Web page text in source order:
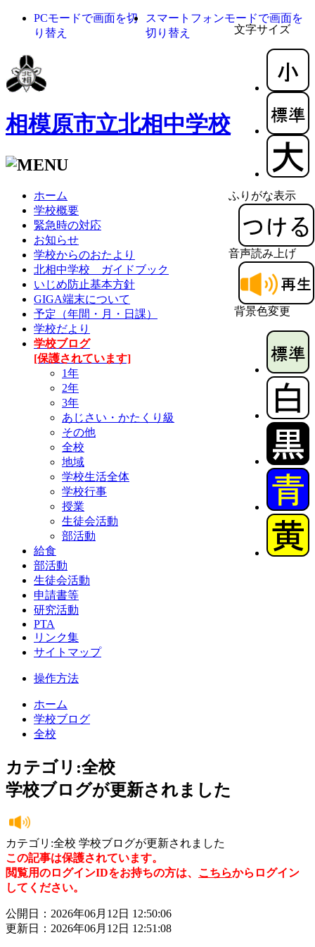
文字サイズ
ふりがな表示
音声読み上げ
背景色変更
PCモードで画面を切
り替え
スマートフォンモードで画面を
切り替え
相模原市立北相中学校
ホーム
学校概要
緊急時の対応
お知らせ
学校からのおたより
北相中学校 ガイドブック
いじめ防止基本方針
GIGA端末について
予定（年間・月・日課）
学校だより
学校ブログ
[保護されています]
1年
2年
3年
あじさい・かたくり級
その他
全校
地域
学校生活全体
学校行事
授業
生徒会活動
部活動
給食
部活動
生徒会活動
申請書等
研究活動
PTA
リンク集
サイトマップ
操作方法
ホーム
学校ブログ
全校
カテゴリ:全校
学校ブログが更新されました
カテゴリ:全校 学校ブログが更新されました
この記事は保護されています。
閲覧用のログインIDをお持ちの方は、 こちらからログイン
してください。
公開日：2026年06月12日 12:50:06
更新日：2026年06月12日 12:51:08